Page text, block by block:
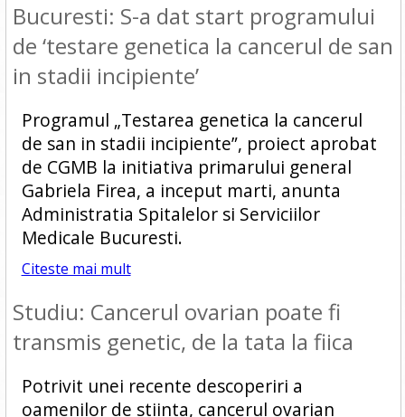
Bucuresti: S-a dat start programului
de ‘testare genetica la cancerul de san
in stadii incipiente’
Programul „Testarea genetica la cancerul
de san in stadii incipiente”, proiect aprobat
de CGMB la initiativa primarului general
Gabriela Firea, a inceput marti, anunta
Administratia Spitalelor si Serviciilor
Medicale Bucuresti.
Citeste mai mult
Studiu: Cancerul ovarian poate fi
transmis genetic, de la tata la fiica
Potrivit unei recente descoperiri a
oamenilor de stiinta, cancerul ovarian